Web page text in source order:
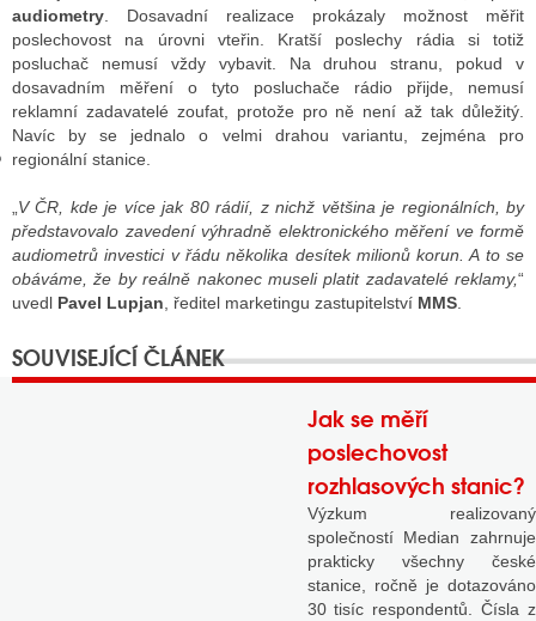
DISKUTÉRA NA RADIOTV
STARŠÍCH DISKUZÍ
audiometry . Dosavadní realizace prokázaly možnost měřit
poslechovost na úrovni vteřin. Kratší poslechy rádia si totiž
posluchač nemusí vždy vybavit. Na druhou stranu, pokud v
dosavadním měření o tyto posluchače rádio přijde, nemusí
reklamní zadavatelé zoufat, protože pro ně není až tak důležitý.
Navíc by se jednalo o velmi drahou variantu, zejména pro
regionální stanice.
V ČR, kde je více jak 80 rádií, z nichž většina je regionálních, by
představovalo zavedení výhradně elektronického měření ve formě
audiometrů investici v řádu několika desítek milionů korun. A to se
obáváme, že by reálně nakonec museli platit zadavatelé reklamy,“
uvedl Pavel Lupjan , ředitel marketingu zastupitelství MMS
Jak se měří
poslechovost
rozhlasových stanic?
Výzkum realizovaný
společností Median zahrnuje
prakticky všechny české
stanice, ročně je dotazováno
30 tisíc respondentů. Čísla z